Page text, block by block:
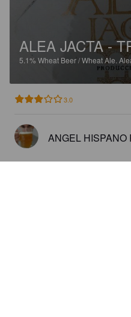
ALEA JACTA -
5.1% Wheat Beer / Wheat Ale.
3.0
ANGEL HISPANO